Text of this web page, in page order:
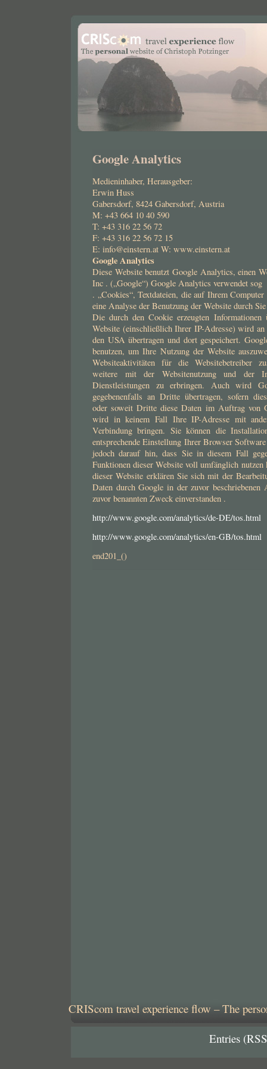
Google Analytics
Medieninhaber, Herausgeber:
Erwin Huss
Gabersdorf, 8424 Gabersdorf, Austria
M: +43 664 10 40 590
T: +43 316 22 56 72
F: +43 316 22 56 72 15
E: info@einstern.at W: www.einstern.at
Google Analytics
Diese Website benutzt Google Analytics, einen
Inc . („Google“) Google Analytics verwendet sog
. „Cookies“, Textdateien, die auf Ihrem
eine Analyse der Benutzung der Website durch
Die durch den Cookie erzeugten Informationen
Website (einschließlich Ihrer IP-Adresse) wird an
den USA übertragen und dort gespeichert.
benutzen, um Ihre Nutzung der Website
Websiteaktivitäten für die Websitebetreiber
weitere mit der Websitenutzung und der
Dienstleistungen zu erbringen. Auch wird
gegebenenfalls an Dritte übertragen, sofern
oder soweit Dritte diese Daten im Auftrag von
wird in keinem Fall Ihre IP-Adresse mit
Verbindung bringen. Sie können die
entsprechende Einstellung Ihrer Browser
jedoch darauf hin, dass Sie in diesem Fall
Funktionen dieser Website voll umfänglich
dieser Website erklären Sie sich mit der
Daten durch Google in der zuvor
zuvor benannten Zweck einverstanden .
http://www.google.com/analytics/de-DE/tos.html
http://www.google.com/analytics/en-GB/tos.html
end201_()
CRIScom travel experience flow – The
Entries